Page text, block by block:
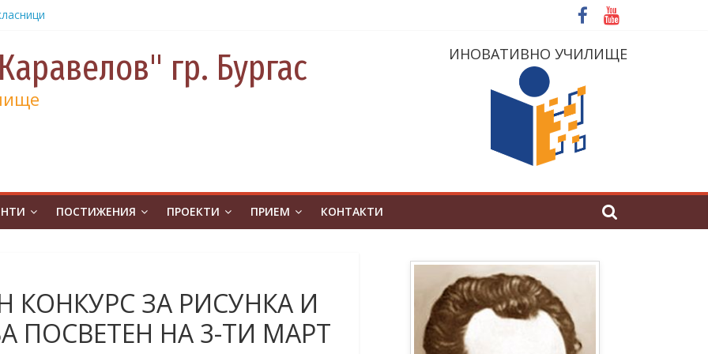
и 130
с
на
гр. Бургас ИНОВАТИВНО УЧИЛИЩЕ
ПОСТИЖЕНИЯ ПРОЕКТИ ПРИЕМ КОНТАКТИ
КОНКУРС ЗА РИСУНКА И
ПОСВЕТЕН НА 3-ТИ МАРТ